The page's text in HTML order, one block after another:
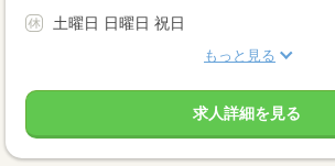
土曜日 日曜日 祝日
もっと見る
求人詳細を見る